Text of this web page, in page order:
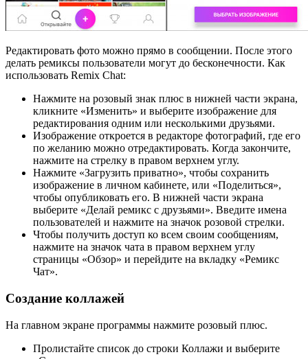
Редактировать фото можно прямо в сообщении. После этого
делать ремиксы пользователи могут до бесконечности. Как
использовать Remix Chat:
Нажмите на розовый знак плюс в нижней части экрана,
кликните «Изменить» и выберите изображение для
редактирования одним или несколькими друзьями.
Изображение откроется в редакторе фотографий, где его
по желанию можно отредактировать. Когда закончите,
нажмите на стрелку в правом верхнем углу.
Нажмите «Загрузить приватно», чтобы сохранить
изображение в личном кабинете, или «Поделиться»,
чтобы опубликовать его. В нижней части экрана
выберите «Делай ремикс с друзьями». Введите имена
пользователей и нажмите на значок розовой стрелки.
Чтобы получить доступ ко всем своим сообщениям,
нажмите на значок чата в правом верхнем углу
страницы «Обзор» и перейдите на вкладку «Ремикс
Чат».
Создание коллажей
На главном экране программы нажмите розовый плюс.
Пролистайте список до строки Коллажи и выберите